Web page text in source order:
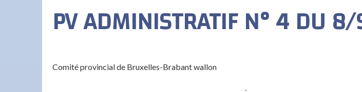
PV ADMINISTRATIF N° 4 DU
Comité provincial de Bruxelles-Brabant wallon